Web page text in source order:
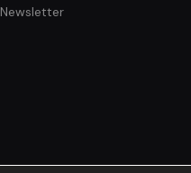
Newsletter